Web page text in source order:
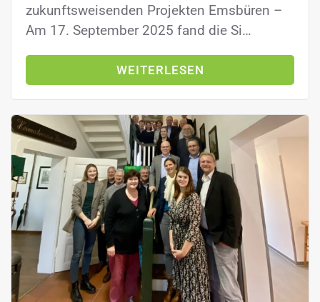
zukunftsweisenden Projekten Emsbüren –
Am 17. September 2025 fand die Si…
WEITERLESEN